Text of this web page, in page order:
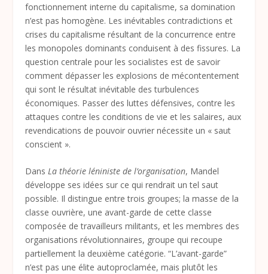
fonctionnement interne du capitalisme, sa domination
n’est pas homogène. Les inévitables contradictions et
crises du capitalisme résultant de la concurrence entre
les monopoles dominants conduisent à des fissures. La
question centrale pour les socialistes est de savoir
comment dépasser les explosions de mécontentement
qui sont le résultat inévitable des turbulences
économiques. Passer des luttes défensives, contre les
attaques contre les conditions de vie et les salaires, aux
revendications de pouvoir ouvrier nécessite un « saut
conscient ».
DansLa théorie léniniste de l’organisation, Mandel
développe ses idées sur ce qui rendrait un tel saut
possible. Il distingue entre trois groupes; la masse de la
classe ouvrière, une avant-garde de cette classe
composée de travailleurs militants, et les membres des
organisations révolutionnaires, groupe qui recoupe
partiellement la deuxième catégorie. “L’avant-garde”
n’est pas une élite autoproclamée, mais plutôt les